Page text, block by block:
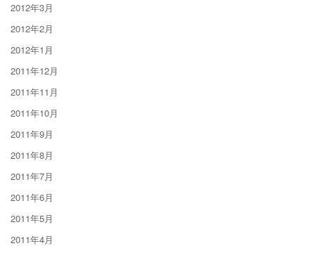
2012年3月
2012年2月
2012年1月
2011年12月
2011年11月
2011年10月
2011年9月
2011年8月
2011年7月
2011年6月
2011年5月
2011年4月